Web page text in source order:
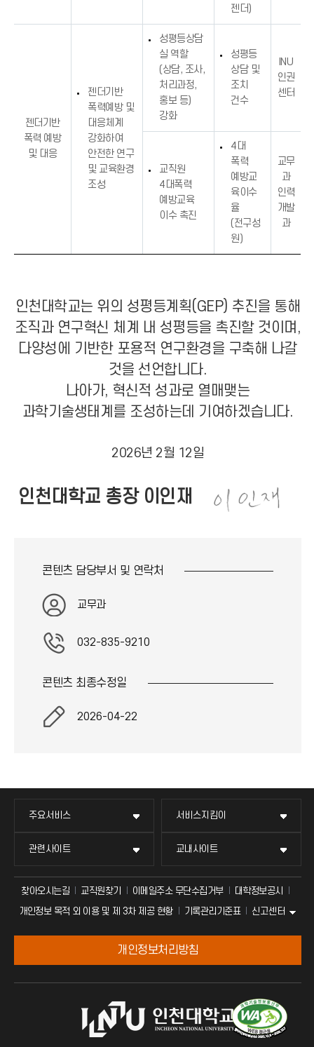
젠더)
젠더기반
폭력 예방
및 대응
젠더기반
폭력예방 및
대응체계
강화하여
안전한 연구
및 교육환경
조성
성평등상담
실 역할
(상담, 조사,
처리과정,
홍보 등)
강화
성평등
상담 및
조치
건수
INU
인권
센터
교직원
4대폭력
예방교육
이수 촉진
4대
폭력
예방교
육이수
율
(전구성
원)
교무
과
인력
개발
과
인천대학교는 위의 성평등계획(GEP) 추진을 통해
조직과 연구혁신 체계 내 성평등을 촉진할 것이며,
다양성에 기반한 포용적 연구환경을 구축해 나갈
것을 선언합니다.
나아가, 혁신적 성과로 열매맺는
과학기술생태계를 조성하는데 기여하겠습니다.
2026년 2월 12일
인천대학교 총장 이인재
콘텐츠 담당부서 및 연락처
교무과
032-835-9210
콘텐츠 최종수정일
2026-04-22
주요서비스 서비스지킴이
관련사이트 교내사이트
찾아오시는길 교직원찾기 이메일주소 무단수집거부
대학정보공시
개인정보 목적 외 이용 및 제 3차 제공 현황
기록관리기준표 신고센터
개인정보처리방침